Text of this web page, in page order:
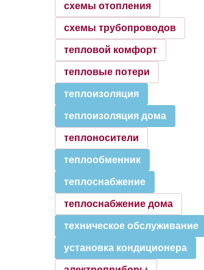
схемы отопления
схемы трубопроводов
тепловой комфорт
тепловые потери
теплоизоляция
теплоизоляция дома
теплоносители
теплообменник
теплоснабжение
теплоснабжение дома
техническое обслуживание
установка кондиционера